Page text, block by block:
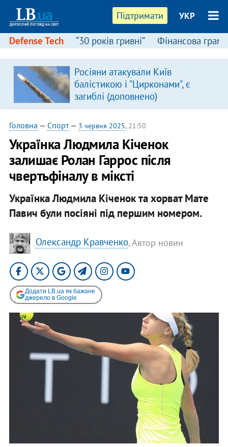
Підтримати УКР
Defense Tech “30 років гривні” Фінансова
Росіяни атакували Київ
балістикою і "Цирконами", є
загиблі (доповнено)
Головна — Спорт— 3 червня 2025, 21:50
Українка Людмила Кіченок
залишає Ролан Гаррос після
чвертьфіналу в міксті
Українка Людмила Кіченок та хорват Мате
Павич були посіяні під першим номером.
Олександр Кравченко, Автор новин
Додати LB.ua як бажане
джерело в Google